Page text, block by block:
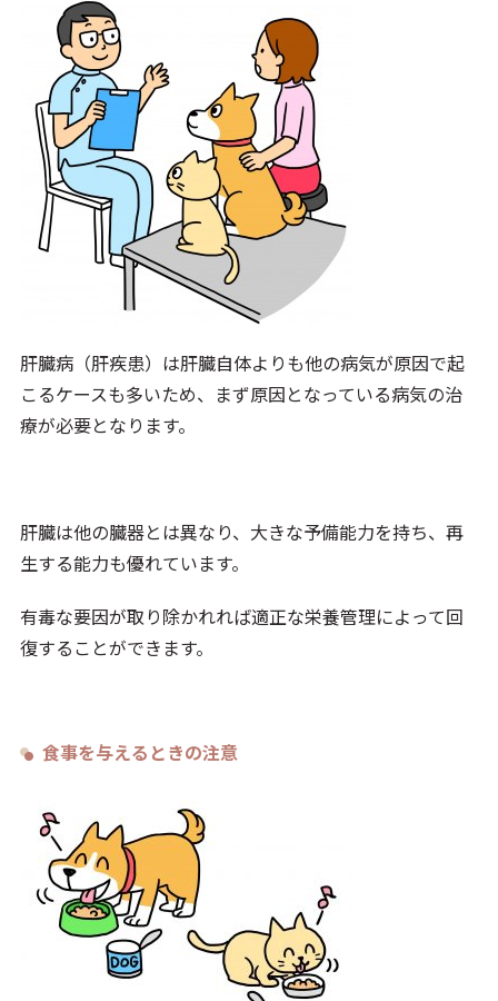
肝臓病（肝疾患）は肝臓自体よりも他の病気が原因で起
こるケースも多いため、まず原因となっている病気の治
療が必要となります。
肝臓は他の臓器とは異なり、大きな予備能力を持ち、再
生する能力も優れています。
有毒な要因が取り除かれれば適正な栄養管理によって回
復することができます。
食事を与えるときの注意